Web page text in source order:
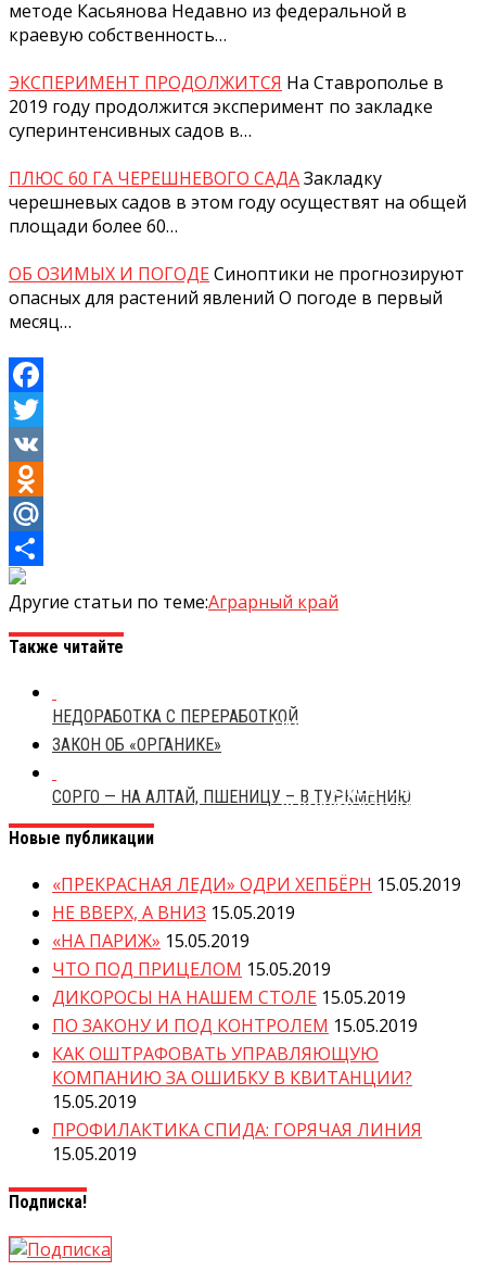
СИЛЬНЫЙ ГРАД ВЫПАЛ НА
БУДЁННОВСКОМ И
ЛЕВОКУМСКОМ РАЙОНАХ
методе Касьянова Недавно из федеральной в
краевую собственность…
ЭКСПЕРИМЕНТ ПРОДОЛЖИТСЯ На Ставрополье в
2019 году продолжится эксперимент по закладке
суперинтенсивных садов в…
ПЛЮС 60 ГА ЧЕРЕШНЕВОГО САДАЗакладку
черешневых садов в этом году осуществят на общей
площади более 60…
ОБ ОЗИМЫХ И ПОГОДЕСиноптики не прогнозируют
опасных для растений явлений О погоде в первый
месяц…
Facebook
Twitter
VK
Odnoklassniki
Mail.Ru
Отправить
Другие статьи по теме:Аграрный край
Также читайте
НЕДОРАБОТКА С ПЕРЕРАБОТКОЙ
ЗАКОН ОБ «ОРГАНИКЕ»
СОРГО — НА АЛТАЙ, ПШЕНИЦУ – В ТУРКМЕНИЮ
Новые публикации
«ПРЕКРАСНАЯ ЛЕДИ» ОДРИ ХЕПБЁРН 15.05.2019
НЕ ВВЕРХ, А ВНИЗ 15.05.2019
«НА ПАРИЖ» 15.05.2019
ЧТО ПОД ПРИЦЕЛОМ 15.05.2019
ДИКОРОСЫ НА НАШЕМ СТОЛЕ 15.05.2019
ПО ЗАКОНУ И ПОД КОНТРОЛЕМ 15.05.2019
КАК ОШТРАФОВАТЬ УПРАВЛЯЮЩУЮ
КОМПАНИЮ ЗА ОШИБКУ В КВИТАНЦИИ?
15.05.2019
ПРОФИЛАКТИКА СПИДА: ГОРЯЧАЯ ЛИНИЯ
15.05.2019
Подписка!